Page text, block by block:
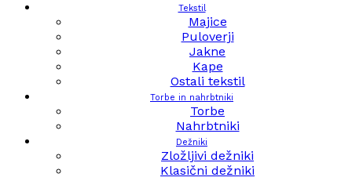
Tekstil
Majice
Puloverji
Jakne
Kape
Ostali tekstil
Torbe in nahrbtniki
Torbe
Nahrbtniki
Dežniki
Zložljivi dežniki
Klasični dežniki